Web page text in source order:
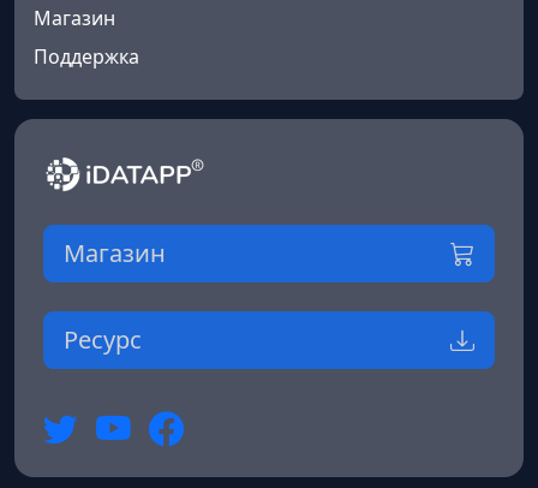
Магазин
Поддержка
Магазин
Ресурс